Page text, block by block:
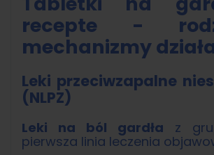
recepte -
mechanizmy
Leki przeciwzapalne
(NLPZ)
Leki na ból gardła z
pierwsza linia leczenia